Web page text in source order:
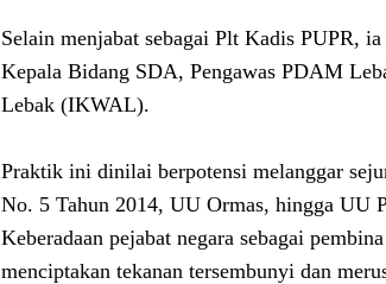
Selain menjabat sebagai Plt Kadis PUPR,
Kepala Bidang SDA, Pengawas PDAM
Lebak (IKWAL).
Praktik ini dinilai berpotensi melanggar
No. 5 Tahun 2014, UU Ormas, hingga UU
Keberadaan pejabat negara sebagai
menciptakan tekanan tersembunyi dan